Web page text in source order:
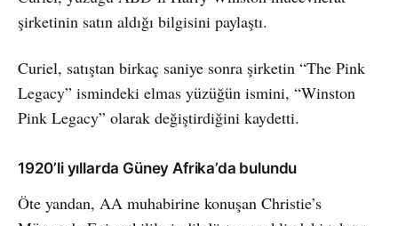
şirketinin satın aldığı bilgisini paylaştı.
Curiel, satıştan birkaç saniye sonra şirketin “The Pink
Legacy” ismindeki elmas yüzüğün ismini, “Winston
Pink Legacy” olarak değiştirdiğini kaydetti.
1920’li yıllarda Güney Afrika’da bulundu
Öte yandan, AA muhabirine konuşan Christie’s